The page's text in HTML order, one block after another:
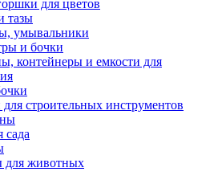
для цветов
тазы
умывальники
и бочки
контейнеры и емкости для
строительных инструментов
сада
для животных